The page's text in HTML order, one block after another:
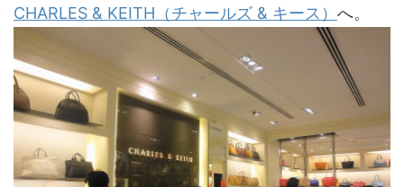
CHARLES & KEITH（チャールズ & キース） へ。